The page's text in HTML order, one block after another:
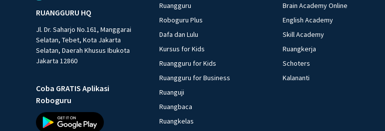
RUANGGURU HQ
Jl. Dr. Saharjo No.161, Manggarai
Selatan, Tebet, Kota Jakarta
Selatan, Daerah Khusus Ibukota
Jakarta 12860
Coba GRATIS Aplikasi
Roboguru
Ruangguru
Roboguru Plus
Dafa dan Lulu
Kursus for Kids
Ruangguru for Kids
Ruangguru for Business
Ruanguji
Ruangbaca
Ruangkelas
Brain Academy Online
English Academy
Skill Academy
Ruangkerja
Schoters
Kalananti